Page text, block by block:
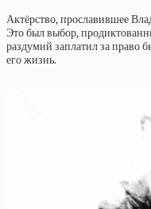
Актёрство, прославившее
Это был выбор,
раздумий заплатил за право
его жизнь.